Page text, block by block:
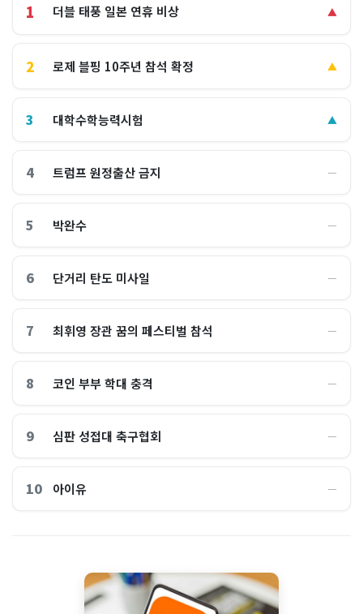
1 더블 태풍 일본 연휴 비상 ▲
2 로제 블핑 10주년 참석 확정 ▲
3 대학수학능력시험 ▲
4 트럼프 원정출산 금지 ―
5 박완수 ―
6 단거리 탄도 미사일 ―
7 최휘영 장관 꿈의 페스티벌 참석 ―
8 코인 부부 학대 충격 ―
9 심판 성접대 축구협회 ―
10 아이유 ―